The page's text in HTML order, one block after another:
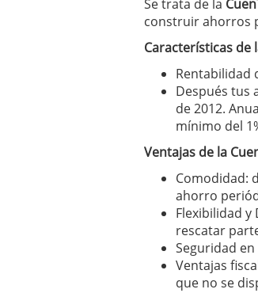
Se trata de la
construir ahorros
Características de
Rentabilidad
Después tus
de 2012.
mínimo del
Ventajas de la
Comodidad:
ahorro
Flexibilidad
rescatar
Seguridad
Ventajas
que no se